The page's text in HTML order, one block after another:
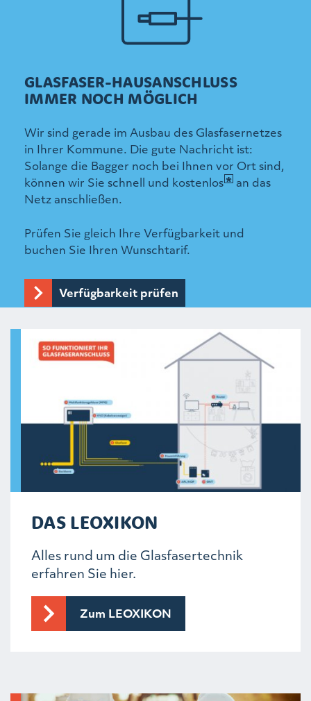
GLASFASER-HAUSANSCHLUSS
IMMER NOCH MÖGLICH
Wir sind gerade im Ausbau des Glasfasernetzes
in Ihrer Kommune. Die gute Nachricht ist:
Solange die Bagger noch bei Ihnen vor Ort sind,
können wir Sie schnell und kostenlos
an das
Netz anschließen.
Prüfen Sie gleich Ihre Verfügbarkeit und
buchen Sie Ihren Wunschtarif.
Verfügbarkeit prüfen
DAS LEOXIKON
Alles rund um die Glasfasertechnik
erfahren Sie hier.
Zum LEOXIKON